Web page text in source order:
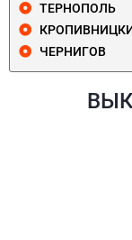
ТЕРНОПОЛЬ
ЧЕРНИГОВ